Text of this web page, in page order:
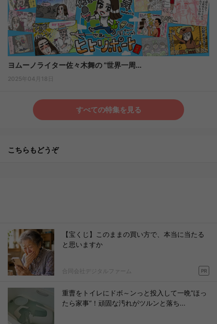
ヨムーノライター佐々木舞の “世界一周...
2025年04月18日
すべての特集を見る
こちらもどうぞ
【宝くじ】このままの買い方で、本当に当たる
と思いますか
合同会社デジタルファーム PR
重曹をトイレにドボ～ンっと投入して一晩”ほっ
たら家事”！頑固な汚れがツルンと落ち...